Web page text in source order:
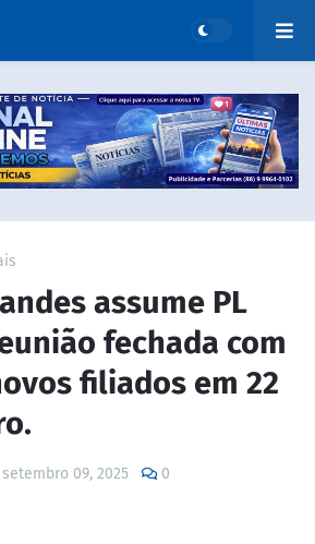
assume PL
fechada com
filiados em 22
setembro 09, 2025 0